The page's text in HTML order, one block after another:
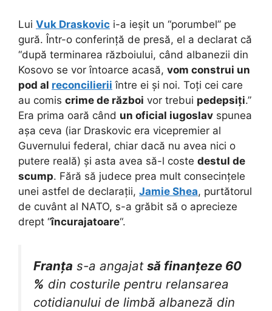
Lui Vuk Draskovic i-a ieșit un “porumbel” pe
gură. Într-o conferință de presă, el a declarat că
“după terminarea războiului, când albanezii din
Kosovo se vor întoarce acasă, vom construi un
pod al reconcilierii între ei și noi. Toți cei care
au comis crime de război vor trebui pedepsiți.”
Era prima oară când un oficial iugoslav spunea
așa ceva (iar Draskovic era vicepremier al
Guvernului federal, chiar dacă nu avea nici o
putere reală) și asta avea să-l coste destul de
scump. Fără să judece prea mult consecințele
unei astfel de declarații, Jamie Shea, purtătorul
de cuvânt al NATO, s-a grăbit să o aprecieze
drept “încurajatoare“.
Franța s-a angajat să finanțeze 60
% din costurile pentru relansarea
cotidianului de limbă albaneză din